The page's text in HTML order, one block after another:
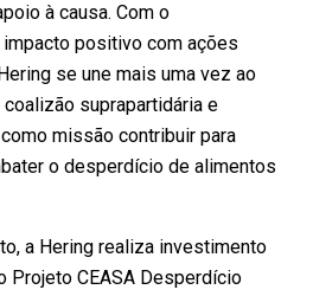
à causa. Com o
positivo com ações
se une mais uma vez ao
coalizão suprapartidária e
missão contribuir para
o desperdício de alimentos
a Hering realiza investimento
Projeto CEASA Desperdício